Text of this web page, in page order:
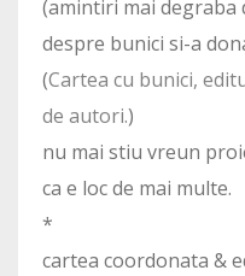
(amintiri mai
despre bunici si-a
(Cartea cu bunici,
de autori.)
nu mai stiu vreun
ca e loc de mai multe.
*
cartea coordonata &